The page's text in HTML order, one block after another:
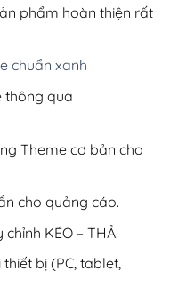
phẩm hoàn thiện rất
chuẩn xanh
thông qua
Theme cơ bản cho
cho quảng cáo.
KÉO – THẢ.
bị (PC, tablet,